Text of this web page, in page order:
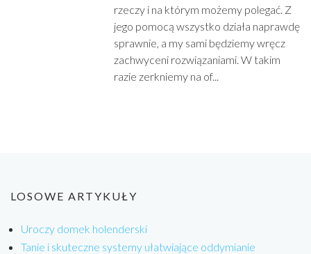
rzeczy i na którym możemy polegać. Z
jego pomocą wszystko działa naprawdę
sprawnie, a my sami będziemy wręcz
zachwyceni rozwiązaniami. W takim
razie zerkniemy na of...
LOSOWE ARTYKUŁY
Uroczy domek holenderski
Tanie i skuteczne systemy ułatwiające oddymianie